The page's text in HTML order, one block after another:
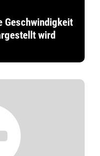
Geschwindigkeit
wird